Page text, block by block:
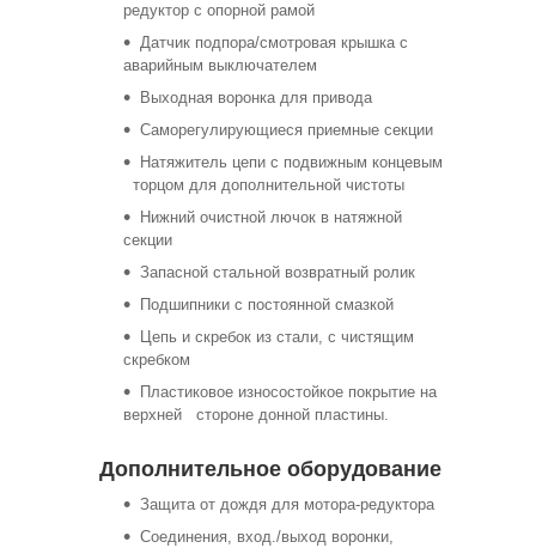
редуктор с опорной рамой
Датчик подпора/смотровая крышка с
аварийным выключателем
Выходная воронка для привода
Саморегулирующиеся приемные секции
Натяжитель цепи с подвижным концевым
торцом для дополнительной чистоты
Нижний очистной лючок в натяжной
секции
Запасной стальной возвратный ролик
Подшипники с постоянной смазкой
Цепь и скребок из стали, с чистящим
скребком
Пластиковое износостойкое покрытие на
верхней стороне донной пластины.
Дополнительное оборудование
Защита от дождя для мотора-редуктора
Соединения, вход./выход воронки,